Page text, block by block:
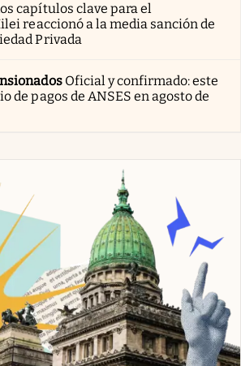
capítulos clave para el
reaccionó a la media sanción de
Privada
Oficial y confirmado: este
de pagos de ANSES en agosto de